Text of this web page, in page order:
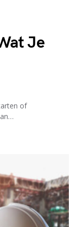
Je
of